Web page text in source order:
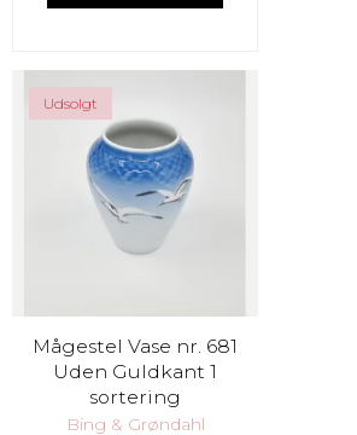
Udsolgt
Mågestel Vase nr. 681
Uden Guldkant 1
sortering
Bing & Grøndahl